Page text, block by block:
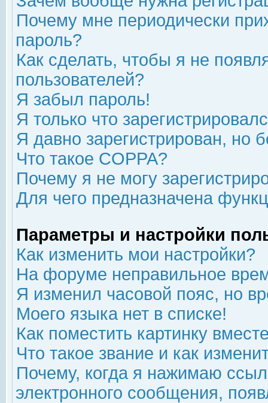
Почему мне периодически
пароль?
Как сделать, чтобы я не
пользователей?
Я забыл пароль!
Я только что
Я давно зарегистрирован, но
Что такое COPPA?
Почему я не могу
Для чего предназначена
Параметры и настройки
Как изменить мои настройки?
На форуме неправильное
Я изменил часовой пояс, но
Моего языка нет в списке!
Как поместить картинку
Что такое звание и как
Почему, когда я нажимаю
электронного сообщения,